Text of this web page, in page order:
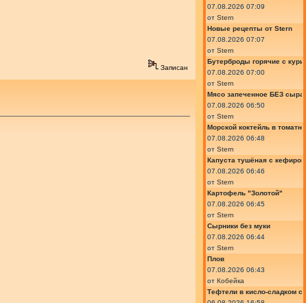
Записан
07.08.2026 07:09
от Stern
Новые рецепты от Stern
07.08.2026 07:07
от Stern
Бутерброды горячие с
07.08.2026 07:00
от Stern
Мясо запеченное БЕЗ сыра
07.08.2026 06:50
от Stern
Морской коктейль в
07.08.2026 06:48
от Stern
Капуста тушёная с кефиром
07.08.2026 06:46
от Stern
Картофель "Золотой"
07.08.2026 06:45
от Stern
Сырники без муки
07.08.2026 06:44
от Stern
Плов
07.08.2026 06:43
от Кобейка
Тефтели в кисло-сладком